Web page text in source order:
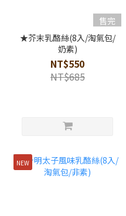
售完
★芥末乳酪絲(8入/淘氣包/
奶素)
NT$550
NT$685
NEW